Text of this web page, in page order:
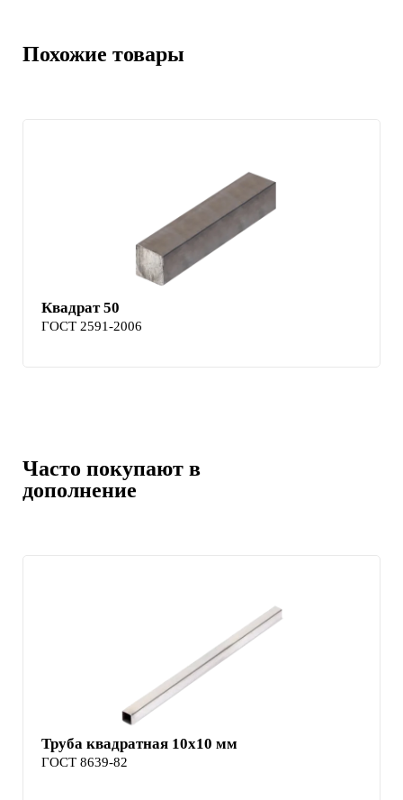
Похожие товары
Квадрат 50
ГОСТ 2591-2006
Часто покупают в
дополнение
Труба квадратная 10х10 мм
ГОСТ 8639-82